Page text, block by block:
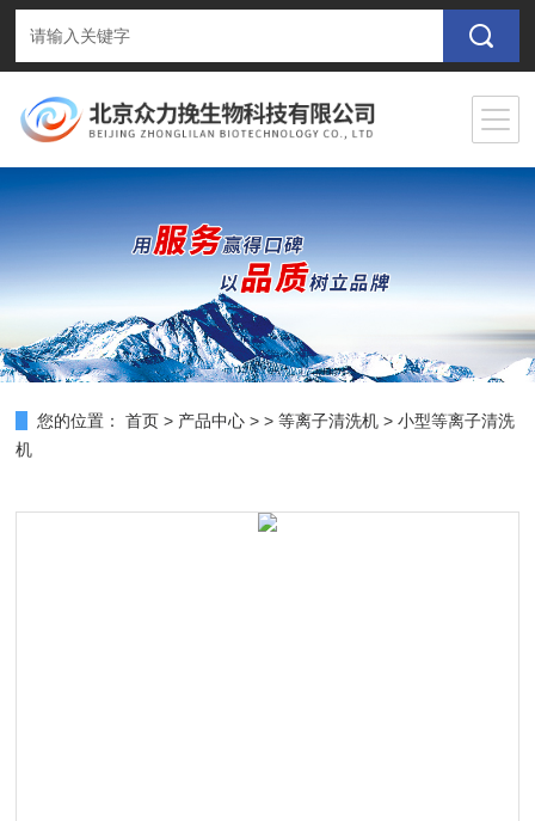
您的位置： 首页 > 产品中心 > >等离子清洗机 > 小型等离子清洗
机